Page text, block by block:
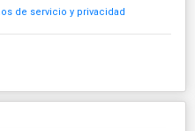
de servicio y privacidad